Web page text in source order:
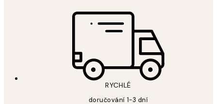
RYCHLÉ
doručování 1-3 dní